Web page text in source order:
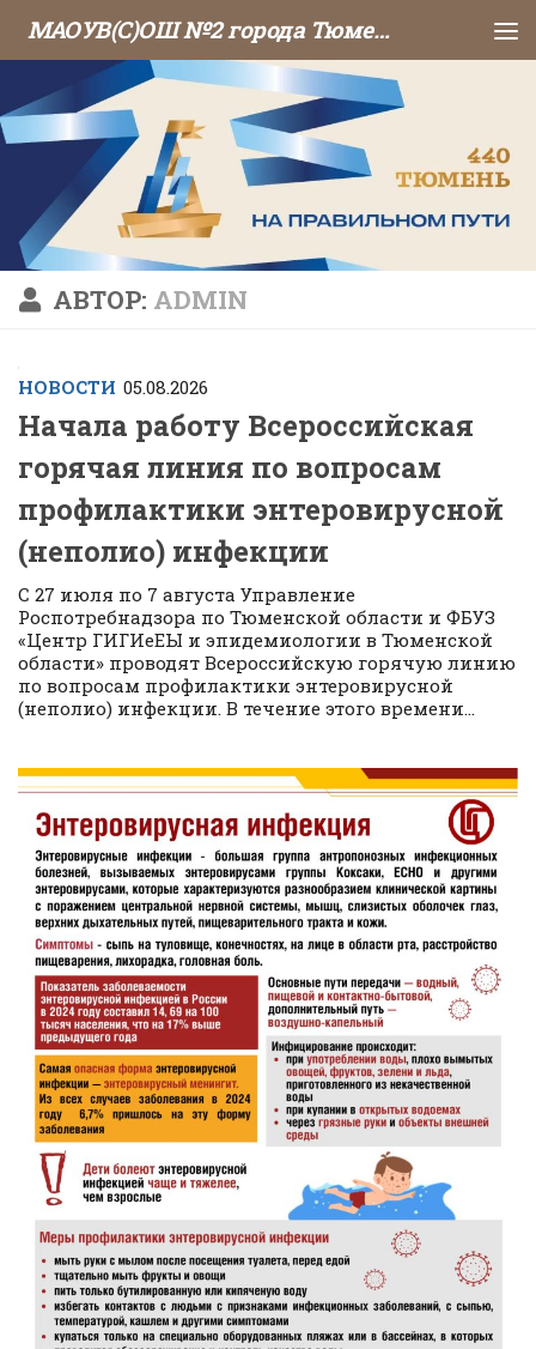
Перейти к содержимому МАОУВ(С)ОШ №2 города Тюмени
АВТОР: ADMIN
НОВОСТИ 05.08.2026
Начала работу Всероссийская
горячая линия по вопросам
профилактики энтеровирусной
(неполио) инфекции
С 27 июля по 7 августа Управление
Роспотребнадзора по Тюменской области и ФБУЗ
«Центр ГИГИеЕЫ и эпидемиологии в Тюменской
области» проводят Всероссийскую горячую линию
по вопросам профилактики энтеровирусной
(неполио) инфекции. В течение этого времени...